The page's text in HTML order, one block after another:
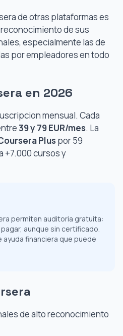
de otras plataformas es
de sus
especialmente las de
por empleadores en todo
en 2026
mensual. Cada
39 y 79 EUR/mes. La
Plus por 59
+7.000 cursos y
permiten auditoria gratuita:
aunque sin certificado.
financiera que puede
de alto reconocimiento